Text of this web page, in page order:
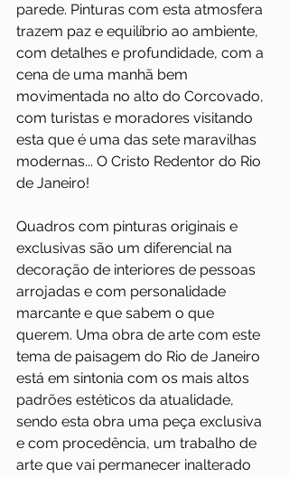
parede. Pinturas com esta atmosfera
trazem paz e equilíbrio ao ambiente,
com detalhes e profundidade, com a
cena de uma manhã bem
movimentada no alto do Corcovado,
com turistas e moradores visitando
esta que é uma das sete maravilhas
modernas... O Cristo Redentor do Rio
de Janeiro!
Quadros com pinturas originais e
exclusivas são um diferencial na
decoração de interiores de pessoas
arrojadas e com personalidade
marcante e que sabem o que
querem. Uma obra de arte com este
tema de paisagem do Rio de Janeiro
está em sintonia com os mais altos
padrões estéticos da atualidade,
sendo esta obra uma peça exclusiva
e com procedência, um trabalho de
arte que vai permanecer inalterado